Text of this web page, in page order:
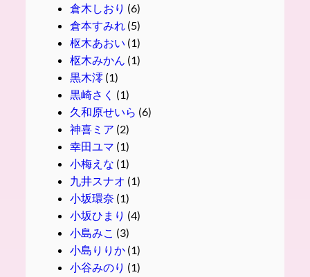
倉木しおり (6)
倉本すみれ(5)
枢木あおい (1)
枢木みかん (1)
黒木澪 (1)
黒崎さく (1)
久和原せいら (6)
神喜ミア (2)
幸田ユマ (1)
小梅えな (1)
九井スナオ (1)
小坂環奈 (1)
小坂ひまり (4)
小島みこ (3)
小島りりか(1)
小谷みのり (1)